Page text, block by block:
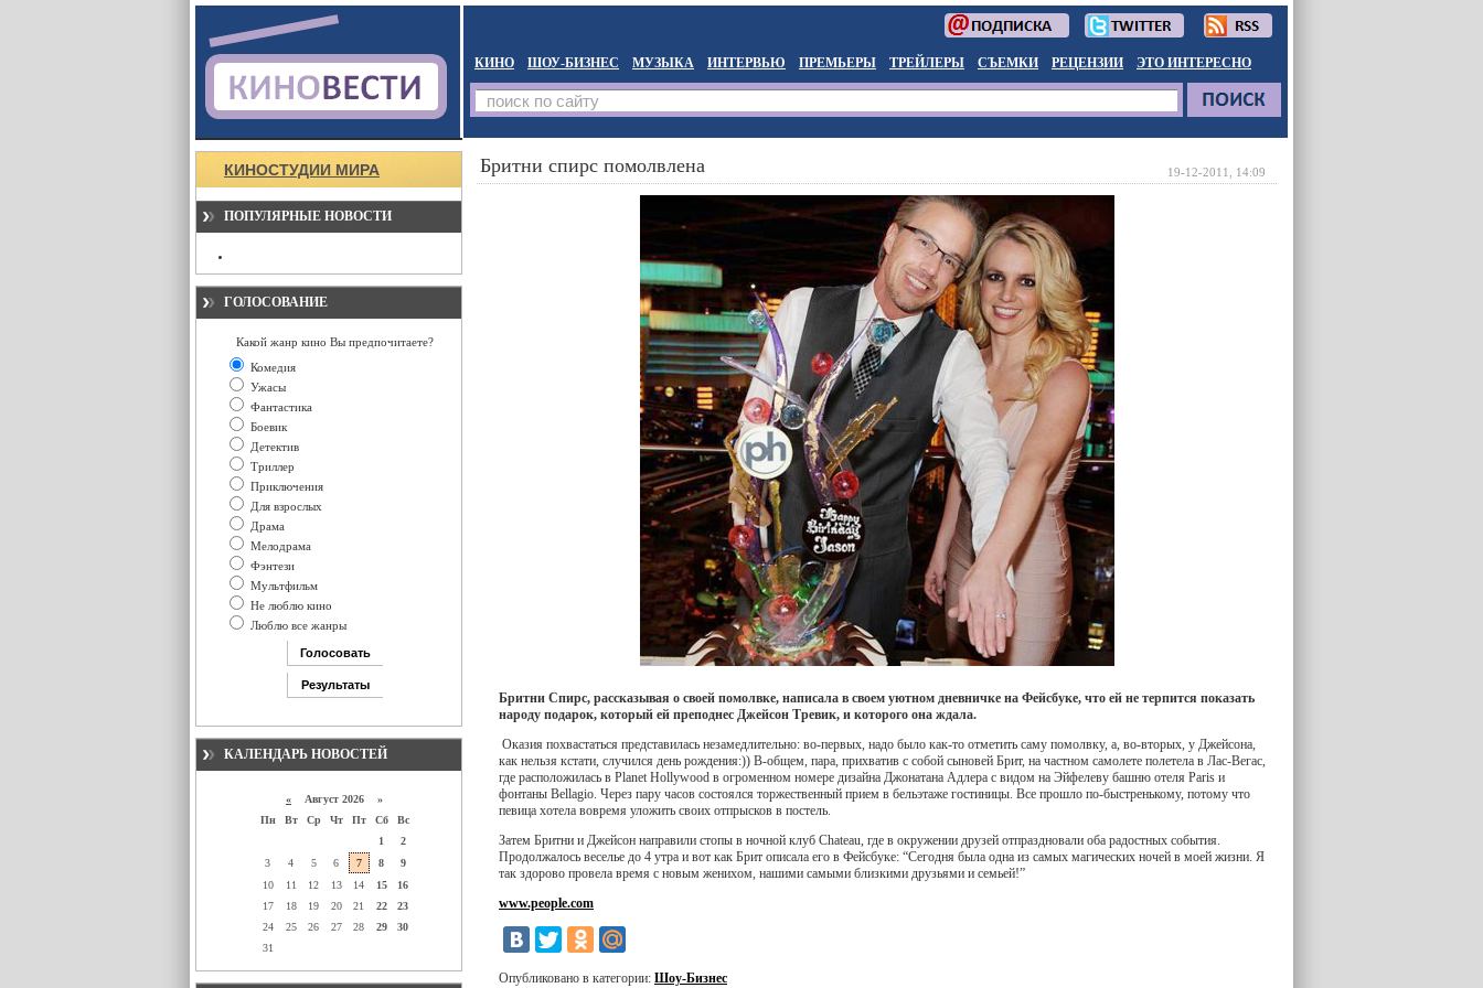
КИНО ШОУ-БИЗНЕС МУЗЫКА ИНТЕРВЬЮ ПРЕМЬЕРЫ ТРЕЙЛЕРЫ СЪЕМКИ РЕЦЕНЗИИ ЭТО ИНТЕРЕСНО
КИНОСТУДИИ МИРА
ПОПУЛЯРНЫЕ НОВОСТИ
ГОЛОСОВАНИЕ
Какой жанр кино Вы предпочитаете?
Комедия
Ужасы
Фантастика
Боевик
Детектив
Триллер
Приключения
Для взрослых
Драма
Мелодрама
Фэнтези
Мультфильм
Не люблю кино
Люблю все жанры
КАЛЕНДАРЬ НОВОСТЕЙ
« Август 2026 »
Пн
Вт Ср Чт Пт Сб
Вс
1
2
3
4 5 6 7 8
9
10
11 12 13 14 15
16
17
18 19 20 21 22
23
24
25 26 27 28 29
30
31
Бритни спирс помолвлена
Бритни Спирс, рассказывая о своей помолвке, написала в своем уютном дневничке на Фейсбуке, что ей не терпится показать
народу подарок, который ей преподнес Джейсон Тревик, и которого она ждала.
Оказия похвастаться представилась незамедлительно: во-первых, надо было как-то отметить саму помолвку, а, во-вторых, у Джейсона,
как нельзя кстати, случился день рождения:)) В-общем, пара, прихватив с собой сыновей Брит, на частном самолете полетела в Лас-Вегас,
где расположилась в Planet Hollywood в огроменном номере дизайна Джонатана Адлера с видом на Эйфелеву башню отеля Paris и
фонтаны Bellagio. Через пару часов состоялся торжественный прием в бельэтаже гостиницы. Все прошло по-быстренькому, потому что
певица хотела вовремя уложить своих отпрысков в постель.
Затем Бритни и Джейсон направили стопы в ночной клуб Chateau, где в окружении друзей отпраздновали оба радостных события.
Продолжалось веселье до 4 утра и вот как Брит описала его в Фейсбуке: “Сегодня была одна из самых магических ночей в моей жизни. Я
так здорово провела время с новым женихом, нашими самыми близкими друзьями и семьей!”
www.people.com
Опубликовано в категории: Шоу-Бизнес
19-12-2011, 14:09